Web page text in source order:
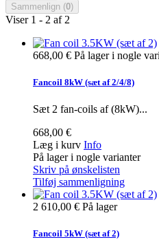
Sammenlign (0)
Viser 1 - 2 af 2
668,00 € På lager i nogle
Fancoil 8kW (sæt af 2/4/8)
Sæt 2 fan-coils af (8kW)...
668,00 €
Læg i kurv Info
På lager i nogle varianter
Skriv på ønskelisten
Tilføj sammenligning
2 610,00 € På lager
Fancoil 5kW (sæt af 2)